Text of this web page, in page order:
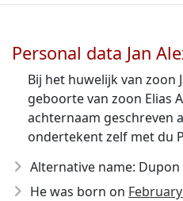
Personal data Jan
Bij het huwelijk van zoon
geboorte van zoon Elias
achternaam geschreven
ondertekent zelf met du
Alternative name:
He was born on